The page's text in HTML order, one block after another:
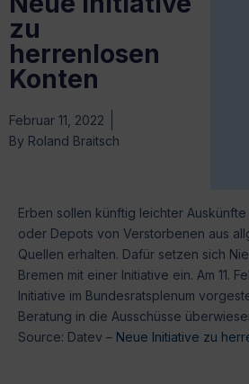
zu
herrenlosen
Konten
Februar 11, 2022
By Roland Braitsch
Erben sollen künftig leichter
oder Depots von Verstorbenen aus
Quellen erhalten. Dafür setzen sich
Bremen mit einer Initiative ein. Am 11.
Initiative im Bundesratsplenum
Beratung in die Ausschüsse
Source: Datev – Neue Initiative zu